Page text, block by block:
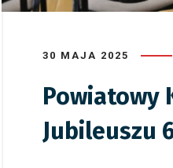
30 MAJA 2025
Powiatowy
Jubileuszu